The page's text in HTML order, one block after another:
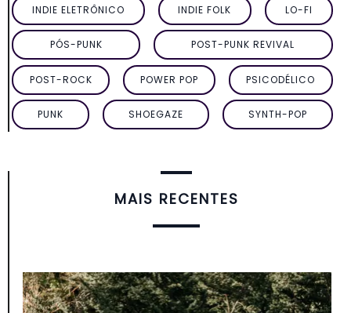
INDIE ELETRÔNICO INDIE FOLK LO-FI
PÓS-PUNK POST-PUNK REVIVAL
POST-ROCK POWER POP PSICODÉLICO
PUNK SHOEGAZE SYNTH-POP
MAIS RECENTES